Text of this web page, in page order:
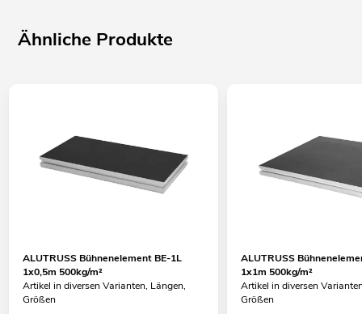
Ähnliche Produkte
ALUTRUSS Bühnenelement BE-1L
1x0,5m 500kg/m²
Artikel in diversen Varianten, Längen,
Größen
ALUTRUSS
1x1m 500kg/m²
Artikel in diversen
Größen